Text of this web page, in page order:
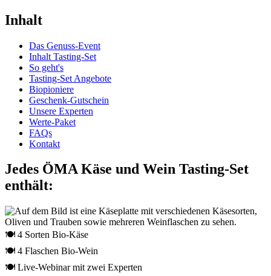
Inhalt
Das Genuss-Event
Inhalt Tasting-Set
So geht's
Tasting-Set Angebote
Biopioniere
Geschenk-Gutschein
Unsere Experten
Werte-Paket
FAQs
Kontakt
Jedes ÖMA Käse und Wein Tasting-Set
enthält:
🍽 4 Sorten Bio-Käse
🍽 4 Flaschen Bio-Wein
🍽 Live-Webinar mit zwei Experten